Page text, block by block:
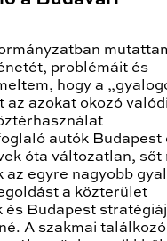
problémáit és
hogy a
az azokat okozó
autók Budapest
óta változatlan, sőt
egyre nagyobb
a közterület
és Budapest
A szakmai